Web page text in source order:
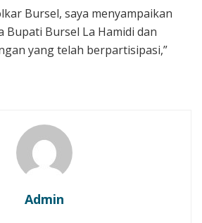
Bursel, saya menyampaikan
Bupati Bursel La Hamidi dan
yang telah berpartisipasi,”
Admin